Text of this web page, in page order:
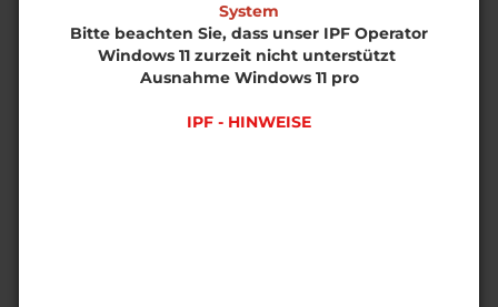
System
Bitte beachten Sie, dass unser IPF Operator
Windows 11 zurzeit nicht unterstützt
Ausnahme Windows 11 pro
IPF - HINWEISE
Du hast Fragen oder möchtest wissen, ob
wir auch für dein Fahrzeug eine
Softwareoptimierung anbieten?
Schick uns eine Anfrage - wir helfen